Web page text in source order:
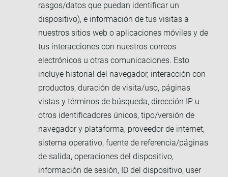
rasgos/datos que puedan identificar un
dispositivo), e información de tus visitas a
nuestros sitios web o aplicaciones móviles y de
tus interacciones con nuestros correos
electrónicos u otras comunicaciones. Esto
incluye historial del navegador, interacción con
productos, duración de visita/uso, páginas
vistas y términos de búsqueda, dirección IP u
otros identificadores únicos, tipo/versión de
navegador y plataforma, proveedor de internet,
sistema operativo, fuente de referencia/páginas
de salida, operaciones del dispositivo,
información de sesión, ID del dispositivo, user